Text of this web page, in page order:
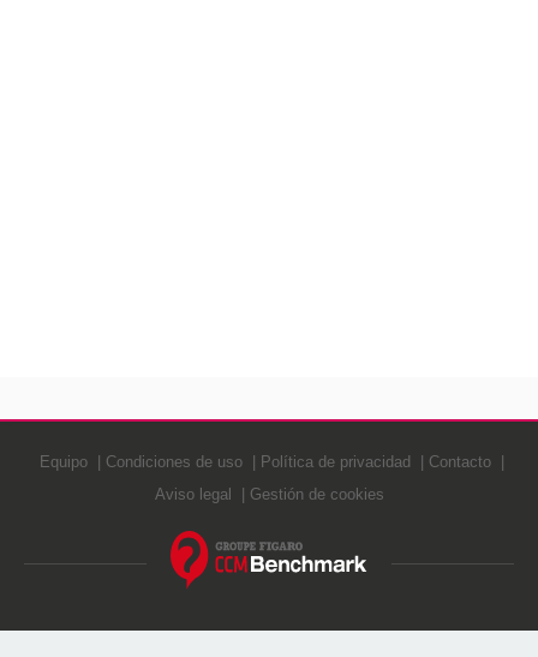
Equipo Condiciones de uso Política de privacidad
Contacto
Aviso legal
Gestión de cookies